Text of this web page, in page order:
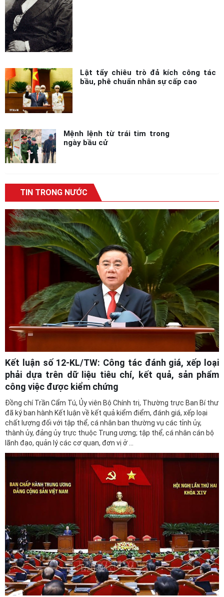
Lật tẩy chiêu trò đả kích công tác
bầu, phê chuẩn nhân sự cấp cao
Mệnh lệnh từ trái tim trong
ngày bầu cử
TIN TRONG NƯỚC
Kết luận số 12-KL/TW: Công tác đánh giá, xếp loại
phải dựa trên dữ liệu tiêu chí, kết quả, sản phẩm
công việc được kiểm chứng
Đồng chí Trần Cẩm Tú, Ủy viên Bộ Chính trị, Thường trực Ban Bí thư
đã ký ban hành Kết luận về kết quả kiểm điểm, đánh giá, xếp loại
chất lượng đối với tập thể, cá nhân ban thường vụ các tỉnh ủy,
thành ủy, đảng ủy trực thuộc Trung ương; tập thể, cá nhân cán bộ
lãnh đạo, quản lý các cơ quan, đơn vị ở ...